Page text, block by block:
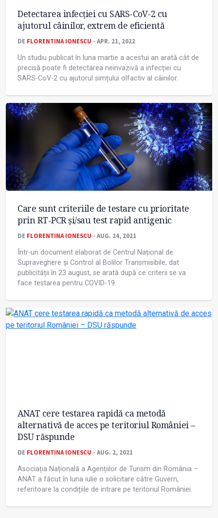
Detectarea infecției cu SARS-CoV-2 cu
ajutorul câinilor, extrem de eficientă
DE FLORENTINA IONESCU - APR. 21, 2022
Un studiu publicat în luna martie a acestui an arată cât de
precisă poate fi detectarea neinvazivă a infecției cu
SARS-CoV-2 cu ajutorul simțului olfactiv al câinilor.
Care sunt criteriile de testare cu prioritate
prin RT-PCR și/sau test rapid antigenic
DE FLORENTINA IONESCU - AUG. 24, 2021
Într-un document elaborat de Centrul Național de
Supraveghere și Control al Bolilor Transmisibile, dat
publicității în 23 august, se arată după ce criterii se va
face testarea pentru COVID-19.
ANAT cere testarea rapidă ca metodă
alternativă de acces pe teritoriul României –
DSU răspunde
DE FLORENTINA IONESCU - AUG. 2, 2021
Asociația Națională a Agențiilor de Turism din România –
ANAT a făcut în luna iulie o solicitare către Guvern,
referitoare la condițiile de intrare pe teritoriul României.